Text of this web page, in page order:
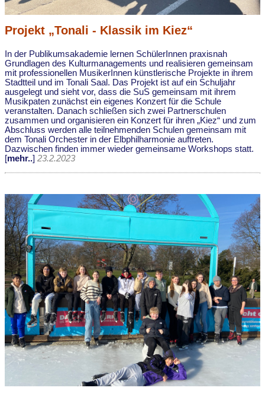
Projekt „Tonali - Klassik im Kiez“
In der Publikumsakademie lernen SchülerInnen praxisnah
Grundlagen des Kulturmanagements und realisieren gemeinsam
mit professionellen MusikerInnen künstlerische Projekte in ihrem
Stadtteil und im Tonali Saal. Das Projekt ist auf ein Schuljahr
ausgelegt und sieht vor, dass die SuS gemeinsam mit ihrem
Musikpaten zunächst ein eigenes Konzert für die Schule
veranstalten. Danach schließen sich zwei Partnerschulen
zusammen und organisieren ein Konzert für ihren „Kiez“ und zum
Abschluss werden alle teilnehmenden Schulen gemeinsam mit
dem Tonali Orchester in der Elbphilharmonie auftreten.
Dazwischen finden immer wieder gemeinsame Workshops statt.
[mehr..] 23.2.2023